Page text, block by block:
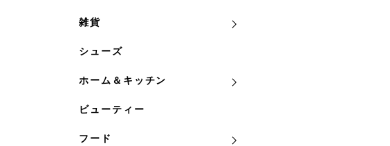
雑貨
シューズ
ホーム＆キッチン
ビューティー
フード